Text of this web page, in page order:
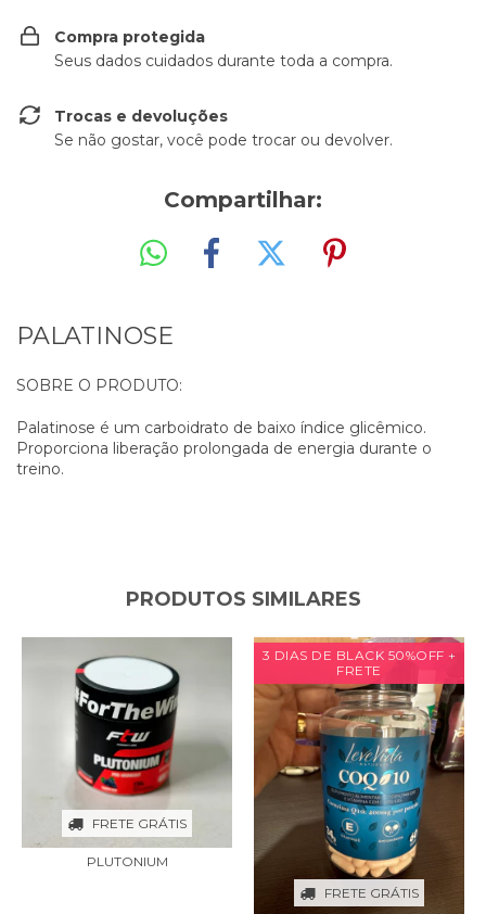
Compra protegida
Seus dados cuidados durante toda a compra.
Trocas e devoluções
Se não gostar, você pode trocar ou devolver.
Compartilhar:
PALATINOSE
SOBRE O PRODUTO:
Palatinose é um carboidrato de baixo índice glicêmico.
Proporciona liberação prolongada de energia durante o
treino.
PRODUTOS SIMILARES
FRETE GRÁTIS
PLUTONIUM
3 DIAS DE BLACK 50%OFF +
FRETE
FRETE GRÁTIS